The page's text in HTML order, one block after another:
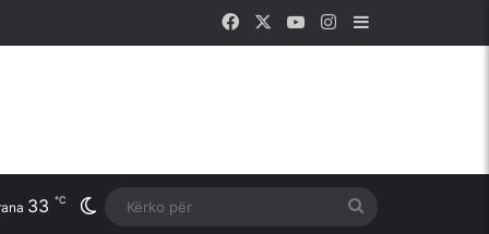
Facebook YouTubeInstagram
33 ℃ Switch skin